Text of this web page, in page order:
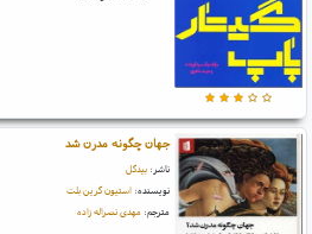
جهان چگونه مدرن شد
ناشر: بیدگل
نویسنده: استیون گرین بلت
مترجم: مهدی نصراله زاده